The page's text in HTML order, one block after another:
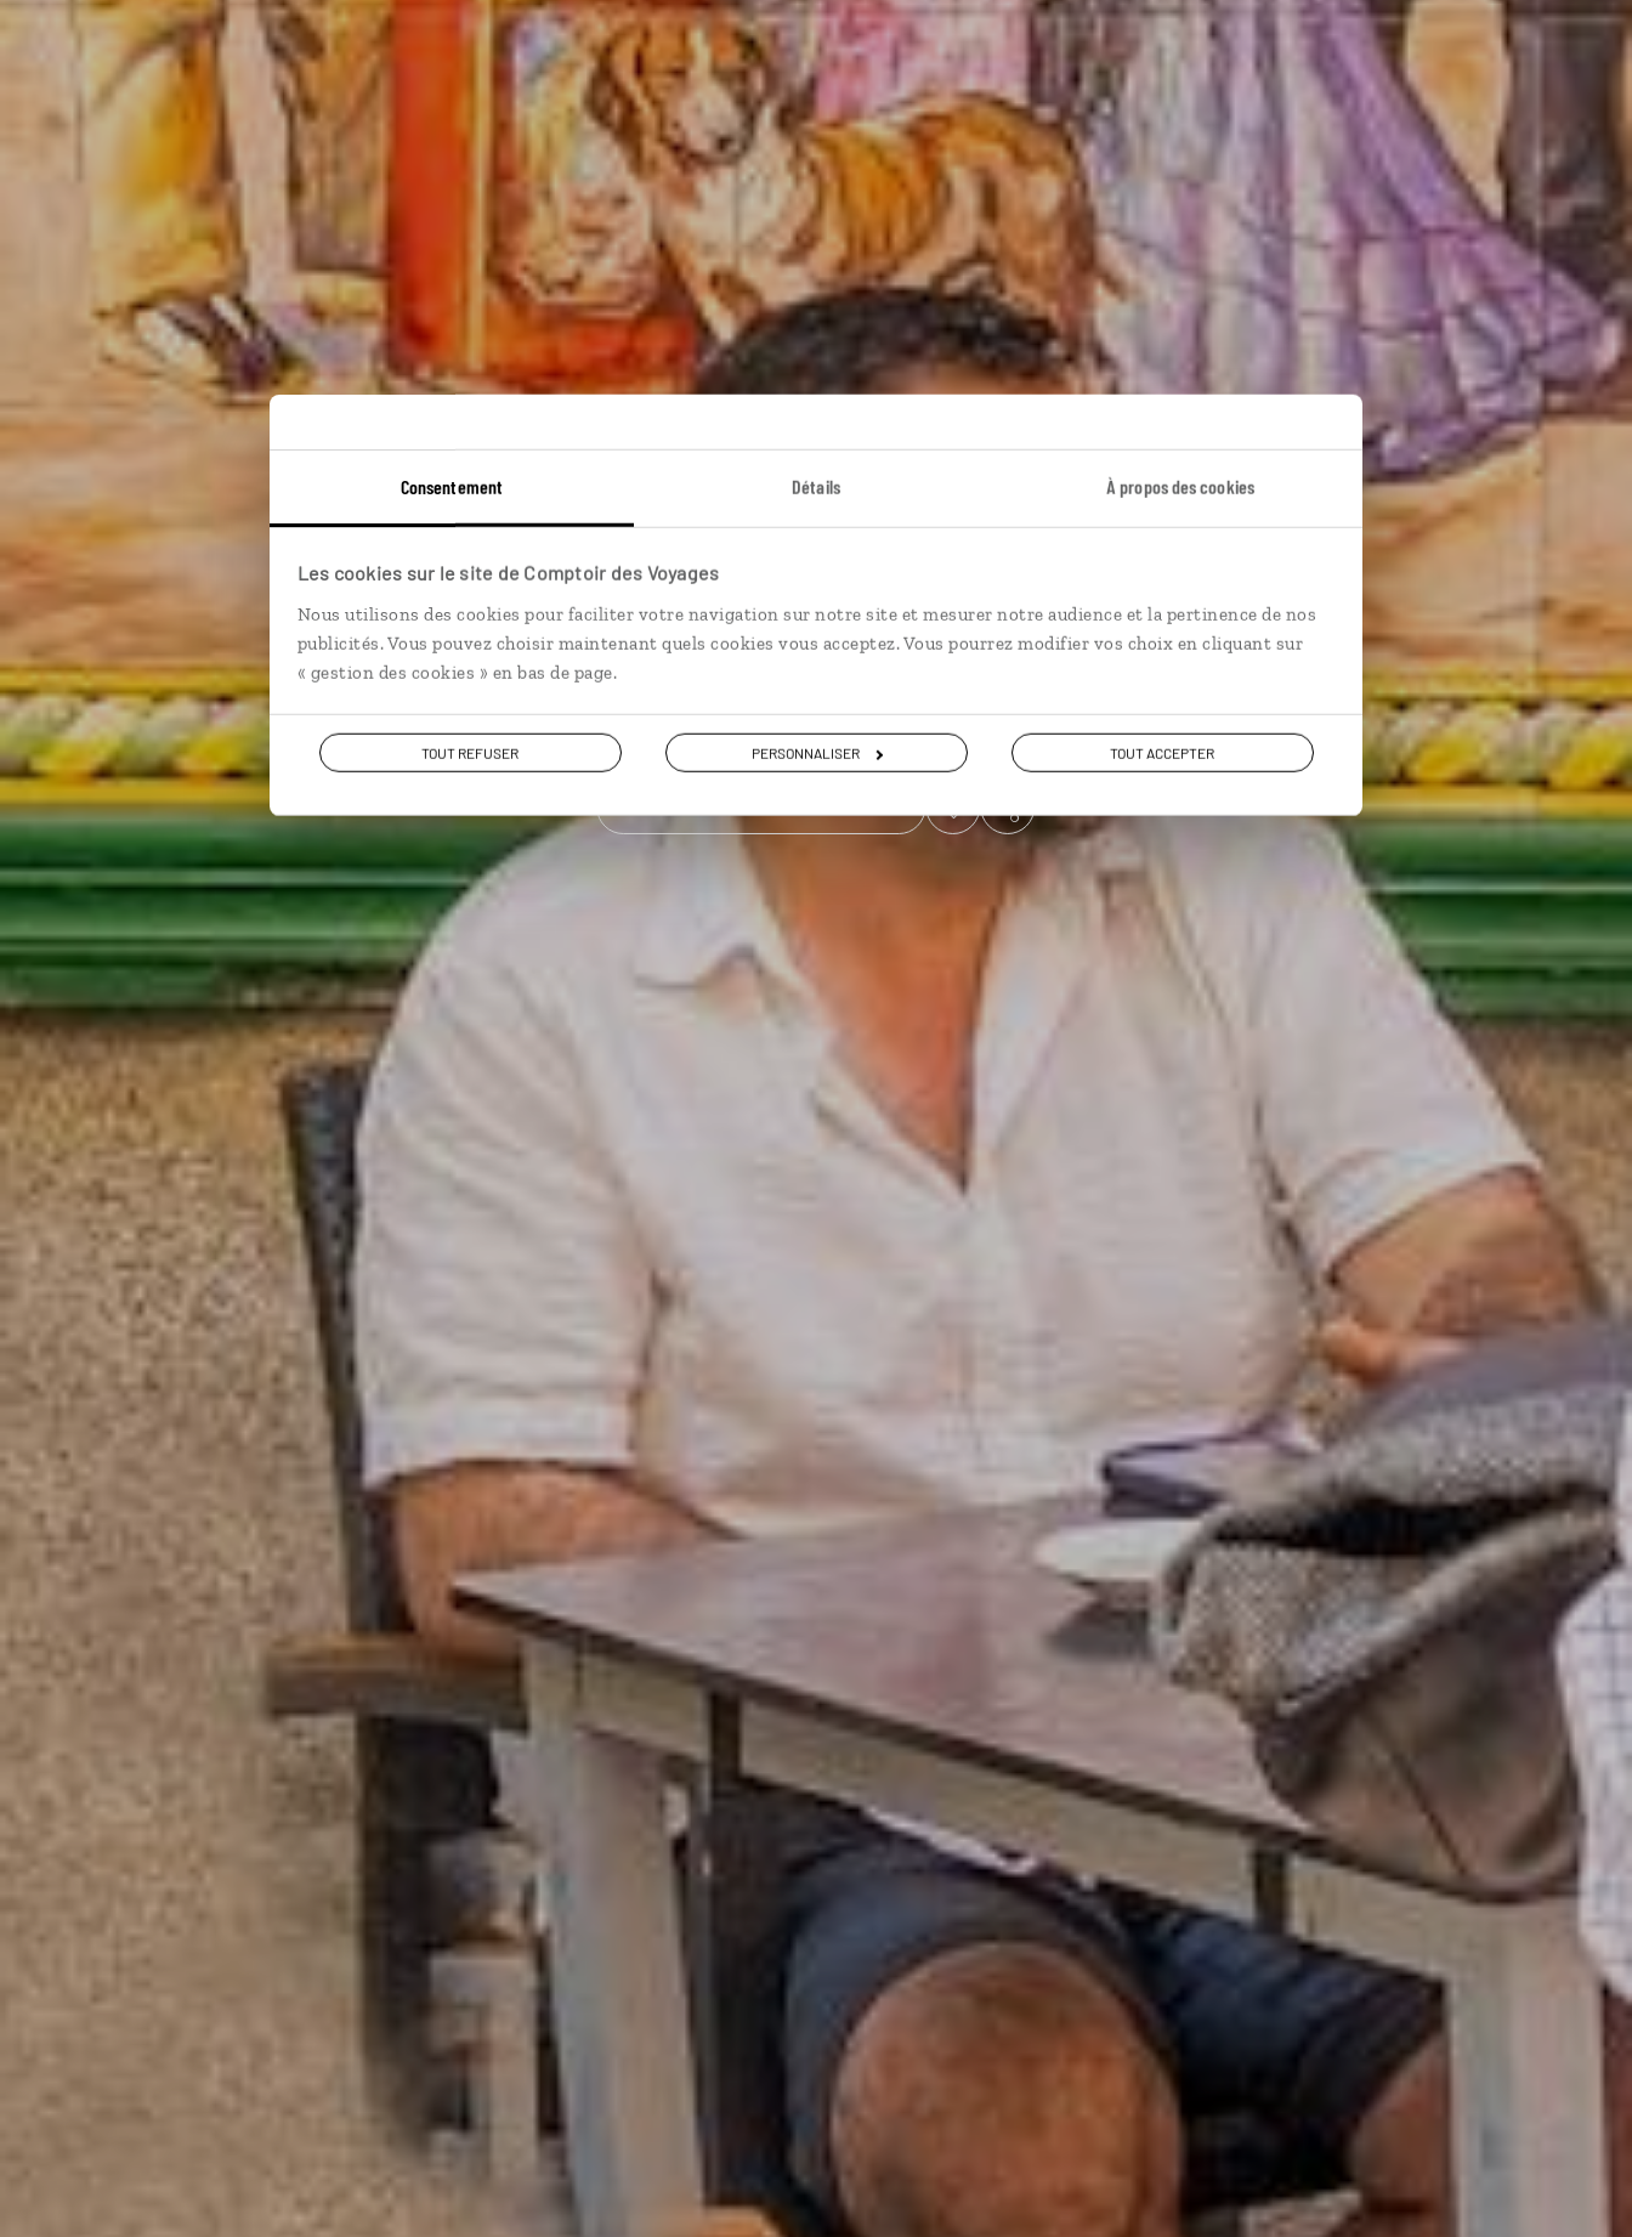
Consentement Détails À propos des cookies
Les cookies sur le site de Comptoir des Voyages
Nous utilisons des cookies pour faciliter votre navigation sur notre site et mesurer notre audience et la pertinence de nos
publicités. Vous pouvez choisir maintenant quels cookies vous acceptez. Vous pourrez modifier vos choix en cliquant sur
« gestion des cookies » en bas de page.
TOUT REFUSER PERSONNALISER TOUT ACCEPTER
L’art de vivre madrilène
Séjour à Madrid, la capitale espagnole.
City break
Voir les 645 avis sur les voyages en Espagne